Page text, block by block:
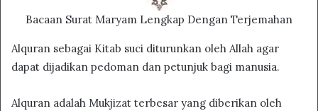
Bacaan Surat Maryam Lengkap Dengan Terjemahan
Alquran sebagai Kitab suci diturunkan oleh Allah agar
dapat dijadikan pedoman dan petunjuk bagi manusia.
Alquran adalah Mukjizat terbesar yang diberikan oleh